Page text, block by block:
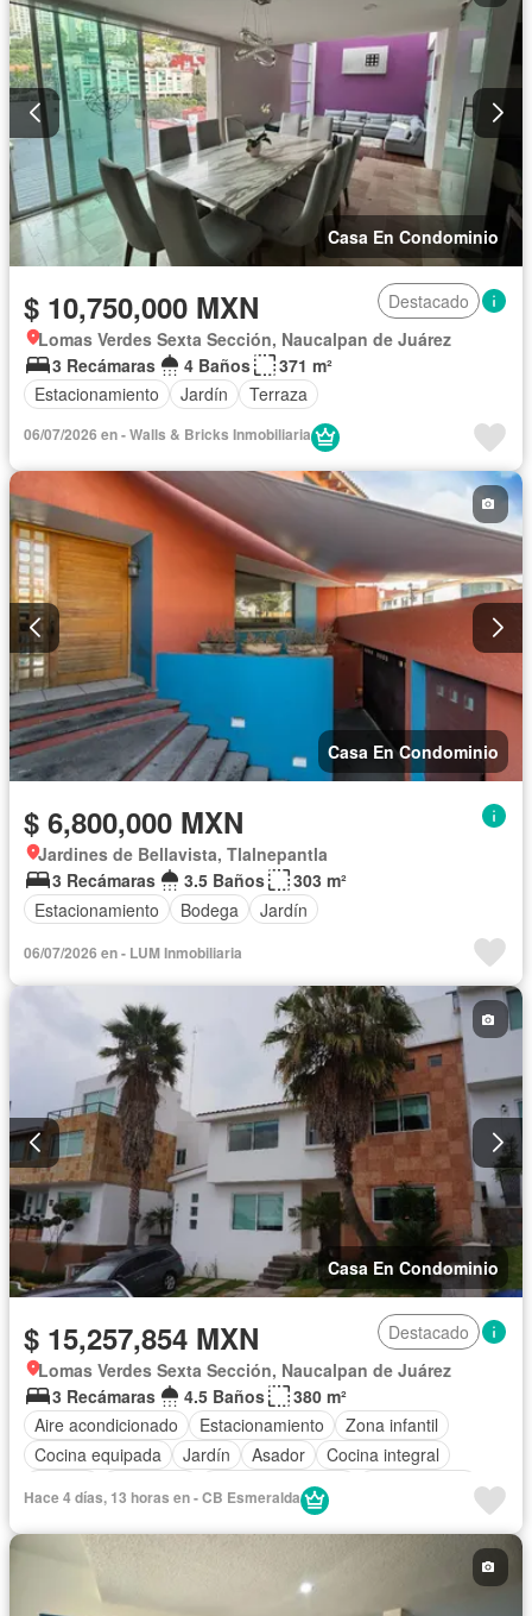
Casa En Condominio
$ 10,750,000 MXN
Destacado
Lomas Verdes Sexta Sección, Naucalpan de Juárez
3 Recámaras
4 Baños
371 m²
Estacionamiento
Jardín Terraza
06/07/2026 en - Walls & Bricks Inmobiliaria
Casa En Condominio
$ 6,800,000 MXN
Jardines de Bellavista, Tlalnepantla
3 Recámaras
3.5 Baños
303 m²
Estacionamiento
Bodega Jardín
06/07/2026 en - LUM Inmobiliaria
Casa En Condominio
$ 15,257,854 MXN
Destacado
Lomas Verdes Sexta Sección, Naucalpan de Juárez
3 Recámaras
4.5 Baños
380 m²
Aire acondicionado
Estacionamiento
Zona infantil
Cocina equipada
Jardín Asador
Cocina integral
Cuarto de servicio
Hace 4 días, 13 horas en - CB Esmeralda